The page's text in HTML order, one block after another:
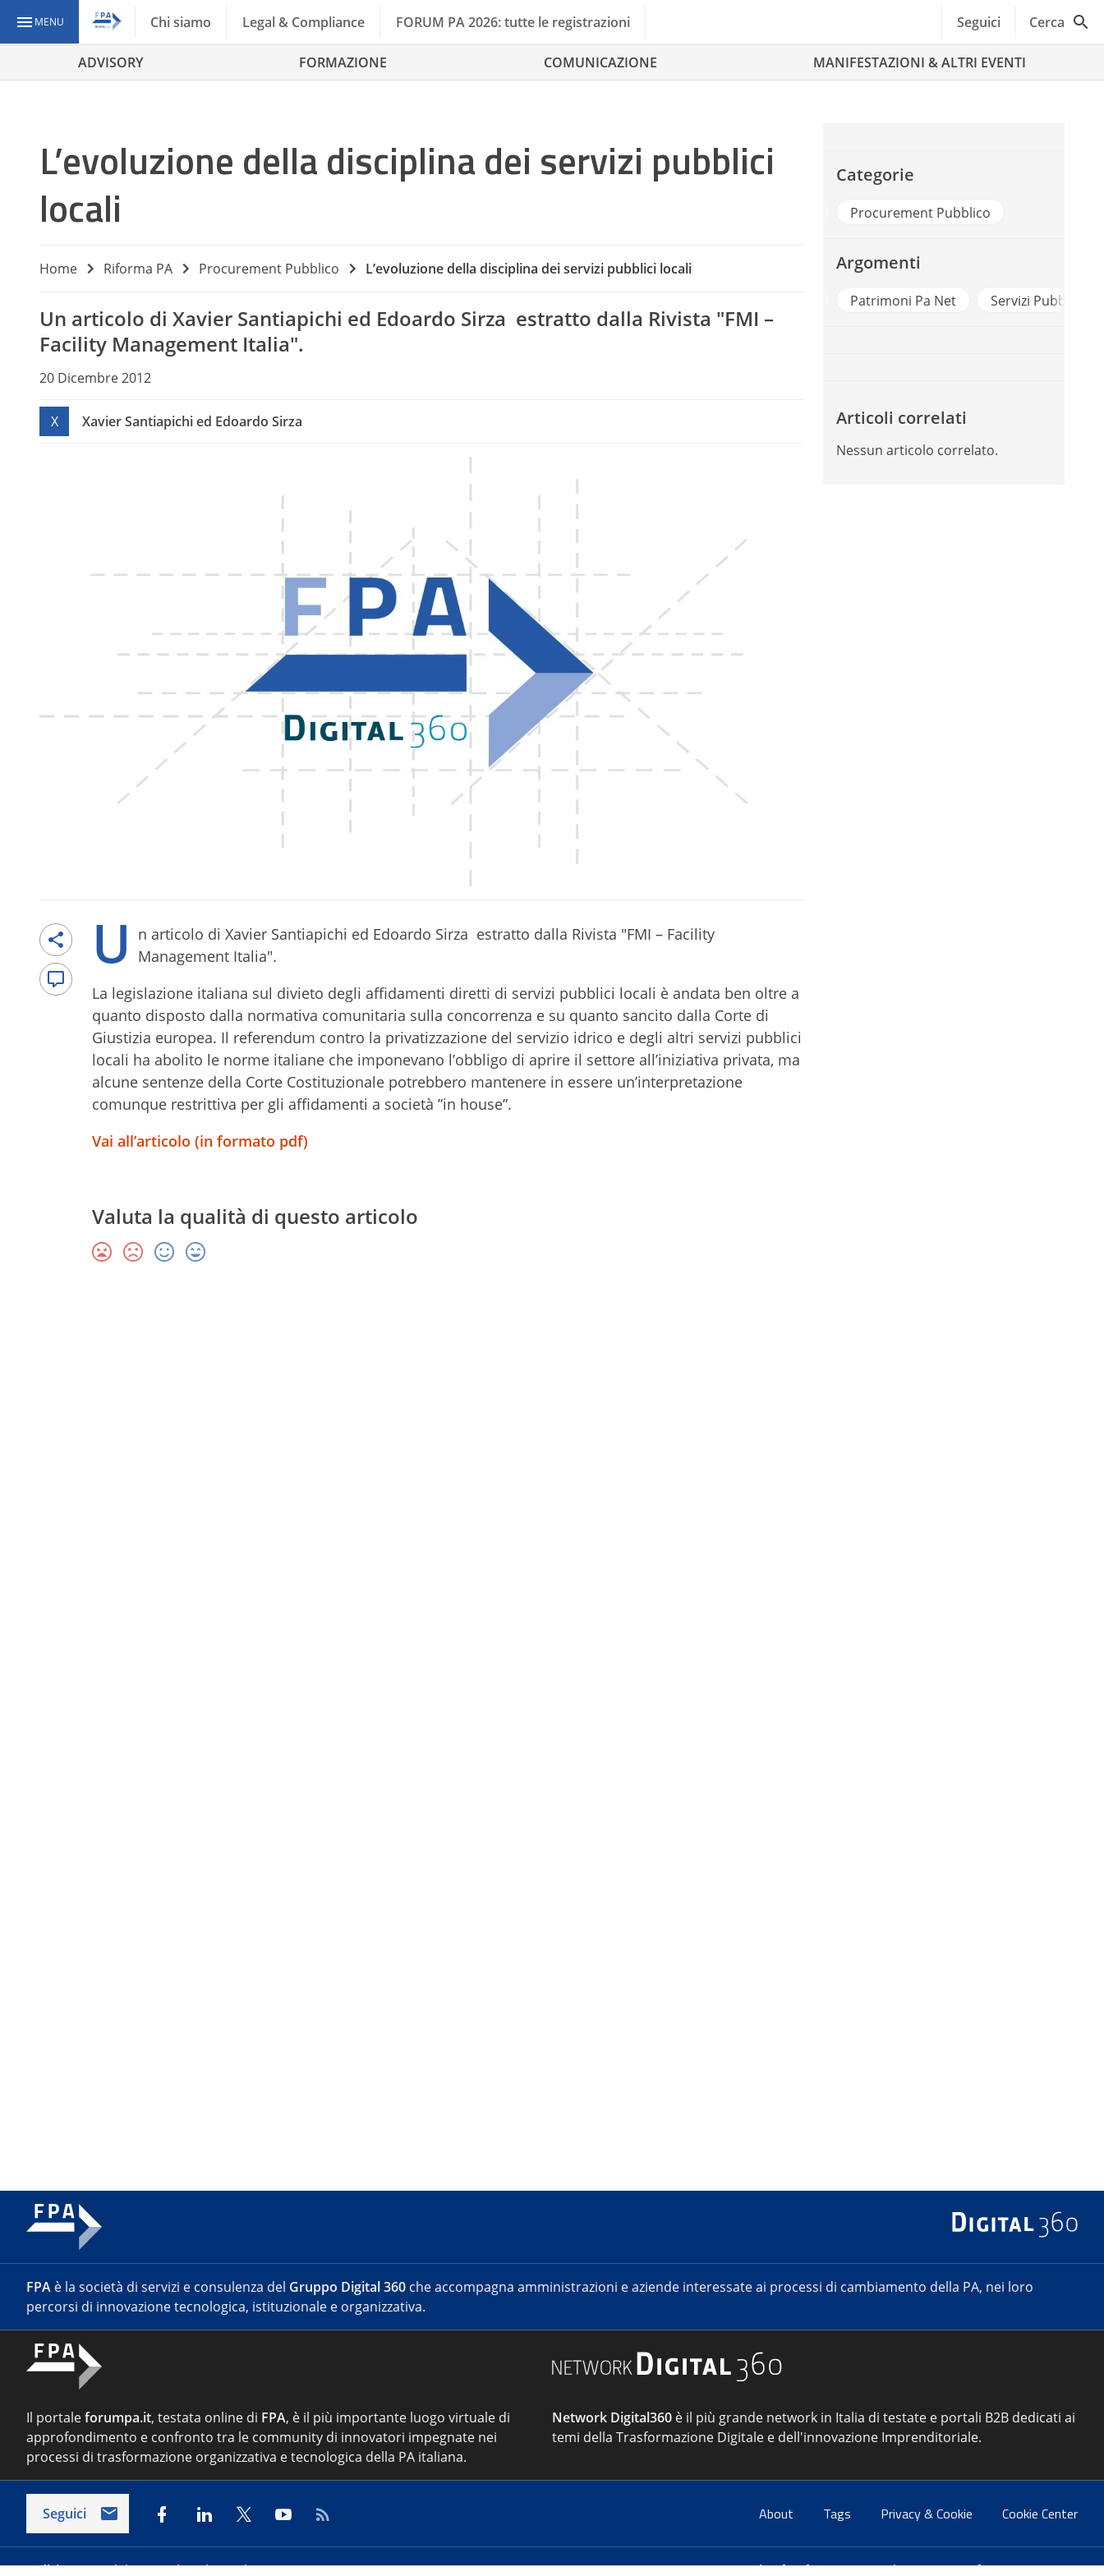
MENU Chi siamo Legal & Compliance FORUM PA 2026: tutte le registrazioni Seguici Cerca
ADVISORY FORMAZIONE COMUNICAZIONE MANIFESTAZIONI & ALTRI EVENTI
L’evoluzione della disciplina dei servizi pubblici
locali
Home Riforma PA Procurement Pubblico L’evoluzione della disciplina dei servizi pubblici locali
Un articolo di Xavier Santiapichi ed Edoardo Sirza estratto dalla Rivista "FMI –
Facility Management Italia".
20 Dicembre 2012
X Xavier Santiapichi ed Edoardo Sirza
U
n articolo di Xavier Santiapichi ed Edoardo Sirza estratto dalla Rivista "FMI – Facility
Management Italia".
La legislazione italiana sul divieto degli affidamenti diretti di servizi pubblici locali è andata ben oltre a
quanto disposto dalla normativa comunitaria sulla concorrenza e su quanto sancito dalla Corte di
Giustizia europea. Il referendum contro la privatizzazione del servizio idrico e degli altri servizi pubblici
locali ha abolito le norme italiane che imponevano l’obbligo di aprire il settore all’iniziativa privata, ma
alcune sentenze della Corte Costituzionale potrebbero mantenere in essere un’interpretazione
comunque restrittiva per gli affidamenti a società ”in house”.
Vai all’articolo (in formato pdf)
Valuta la qualità di questo articolo
Categorie
Procurement Pubblico
Argomenti
Patrimoni Pa Net Servizi Pubblici
Articoli correlati
Nessun articolo correlato.
FPA è la società di servizi e consulenza del Gruppo Digital 360 che accompagna amministrazioni e aziende interessate ai processi di cambiamento della PA, nei loro
percorsi di innovazione tecnologica, istituzionale e organizzativa.
Il portaleforumpa.it, testata online di FPA, è il più importante luogo virtuale di
approfondimento e confronto tra le community di innovatori impegnate nei
processi di trasformazione organizzativa e tecnologica della PA italiana.
Network Digital360 è il più grande network in Italia di testate e portali B2B dedicati ai
temi della Trasformazione Digitale e dell'innovazione Imprenditoriale.
Seguici About Tags Privacy & Cookie Cookie Center
Indirizzo:Via del Porto Fluviale 67/d – 00154 Roma Contatti:info@forumpa.it- tel. 06 684251 - fax. 06 68425433